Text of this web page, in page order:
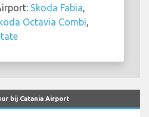
Skoda Fabia,
Octavia Combi,
bij Catania Airport